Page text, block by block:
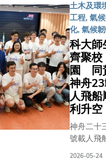
源協同探
儀「天韻
機」
（
日前由香
首位載荷
家黎家盈
士及另外
位航天員
軌組裝檢
測，並成
安裝於中
「天宮」
土木及環
工程, 氣
化, 氣候
科大師
齊聚校
園 同
神舟
人飛船
利升空
神舟二十
號載人飛
2026-05-24